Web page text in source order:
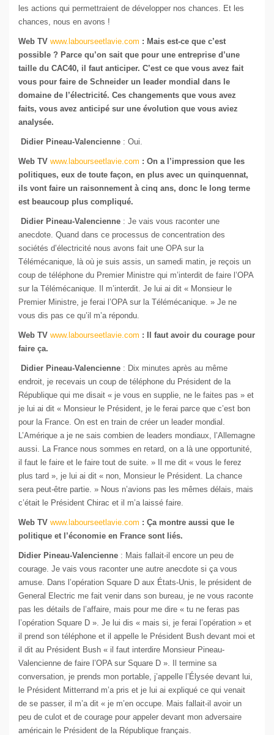
les actions qui permettraient de développer nos chances. Et les
chances, nous en avons !
Web TV www.labourseetlavie.com : Mais est-ce que c’est
possible ? Parce qu’on sait que pour une entreprise d’une
taille du CAC40, il faut anticiper. C’est ce que vous avez fait
vous pour faire de Schneider un leader mondial dans le
domaine de l’électricité. Ces changements que vous avez
faits, vous avez anticipé sur une évolution que vous aviez
analysée.
Didier Pineau-Valencienne : Oui.
Web TV www.labourseetlavie.com : On a l’impression que les
politiques, eux de toute façon, en plus avec un quinquennat,
ils vont faire un raisonnement à cinq ans, donc le long terme
est beaucoup plus compliqué.
Didier Pineau-Valencienne : Je vais vous raconter une
anecdote. Quand dans ce processus de concentration des
sociétés d’électricité nous avons fait une OPA sur la
Télémécanique, là où je suis assis, un samedi matin, je reçois un
coup de téléphone du Premier Ministre qui m’interdit de faire l’OPA
sur la Télémécanique. Il m’interdit. Je lui ai dit « Monsieur le
Premier Ministre, je ferai l’OPA sur la Télémécanique. » Je ne
vous dis pas ce qu’il m’a répondu.
Web TV www.labourseetlavie.com : Il faut avoir du courage pour
faire ça.
Didier Pineau-Valencienne : Dix minutes après au même
endroit, je recevais un coup de téléphone du Président de la
République qui me disait « je vous en supplie, ne le faites pas » et
je lui ai dit « Monsieur le Président, je le ferai parce que c’est bon
pour la France. On est en train de créer un leader mondial.
L’Amérique a je ne sais combien de leaders mondiaux, l’Allemagne
aussi. La France nous sommes en retard, on a là une opportunité,
il faut le faire et le faire tout de suite. » Il me dit « vous le ferez
plus tard », je lui ai dit « non, Monsieur le Président. La chance
sera peut-être partie. » Nous n’avions pas les mêmes délais, mais
c’était le Président Chirac et il m’a laissé faire.
Web TV www.labourseetlavie.com : Ça montre aussi que le
politique et l’économie en France sont liés.
Didier Pineau-Valencienne : Mais fallait-il encore un peu de
courage. Je vais vous raconter une autre anecdote si ça vous
amuse. Dans l’opération Square D aux États-Unis, le président de
General Electric me fait venir dans son bureau, je ne vous raconte
pas les détails de l’affaire, mais pour me dire « tu ne feras pas
l’opération Square D ». Je lui dis « mais si, je ferai l’opération » et
il prend son téléphone et il appelle le Président Bush devant moi et
il dit au Président Bush « il faut interdire Monsieur Pineau-
Valencienne de faire l’OPA sur Square D ». Il termine sa
conversation, je prends mon portable, j’appelle l’Élysée devant lui,
le Président Mitterrand m’a pris et je lui ai expliqué ce qui venait
de se passer, il m’a dit « je m’en occupe. Mais fallait-il avoir un
peu de culot et de courage pour appeler devant mon adversaire
américain le Président de la République français.